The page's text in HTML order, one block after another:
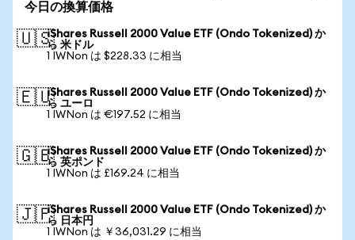
今日の換算価格
🇺🇸iShares Russell 2000 Value ETF (Ondo Tokenized) か
ら 米ドル
1 IWNon は $228.33 に相当
🇪🇺iShares Russell 2000 Value ETF (Ondo Tokenized) か
ら ユーロ
1 IWNon は €197.52 に相当
🇬🇧iShares Russell 2000 Value ETF (Ondo Tokenized) か
ら 英ポンド
1 IWNon は £169.24 に相当
🇯🇵iShares Russell 2000 Value ETF (Ondo Tokenized) か
ら 日本円
1 IWNon は ￥36,031.29 に相当